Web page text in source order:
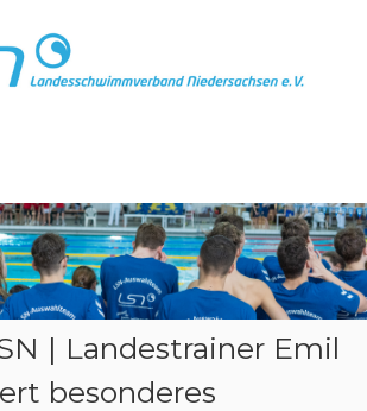
| Landestrainer Emil
besonderes